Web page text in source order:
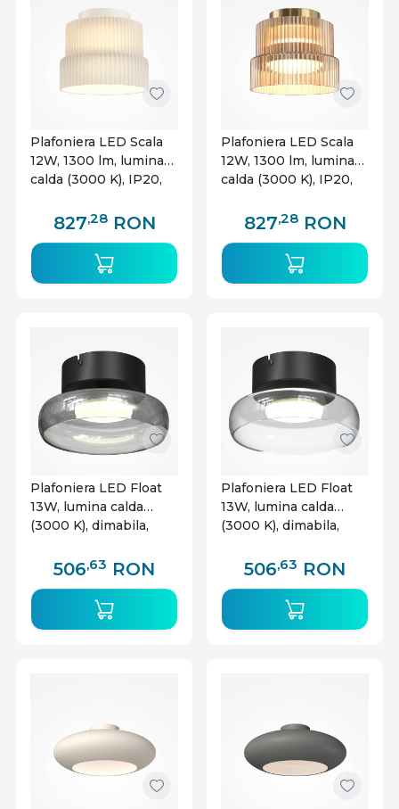
Plafoniera LED Scala
12W, 1300 lm, lumina
calda (3000 K), IP20,
827,28 RON
Plafoniera LED Scala
12W, 1300 lm, lumina
calda (3000 K), IP20,
827,28 RON
Plafoniera LED Float
13W, lumina calda
(3000 K), dimabila,
Maytoni
506,63 RON
Plafoniera LED Float
13W, lumina calda
(3000 K), dimabila,
neagra+transparenta,
506,63 RON